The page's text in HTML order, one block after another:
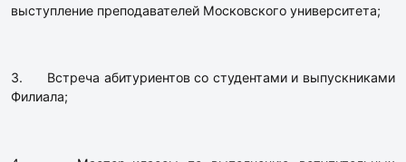
выступление преподавателей Московского университета;
3. Встреча абитуриентов со студентами и выпускниками
Филиала;